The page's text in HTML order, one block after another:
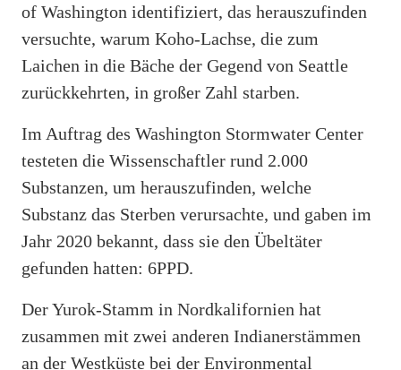
of Washington identifiziert, das herauszufinden
versuchte, warum Koho-Lachse, die zum
Laichen in die Bäche der Gegend von Seattle
zurückkehrten, in großer Zahl starben.
Im Auftrag des Washington Stormwater Center
testeten die Wissenschaftler rund 2.000
Substanzen, um herauszufinden, welche
Substanz das Sterben verursachte, und gaben im
Jahr 2020 bekannt, dass sie den Übeltäter
gefunden hatten: 6PPD.
Der Yurok-Stamm in Nordkalifornien hat
zusammen mit zwei anderen Indianerstämmen
an der Westküste bei der Environmental